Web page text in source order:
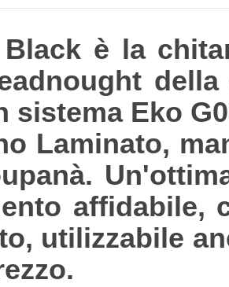
è la
Eko
Laminato,
affidabile,
utilizzabile